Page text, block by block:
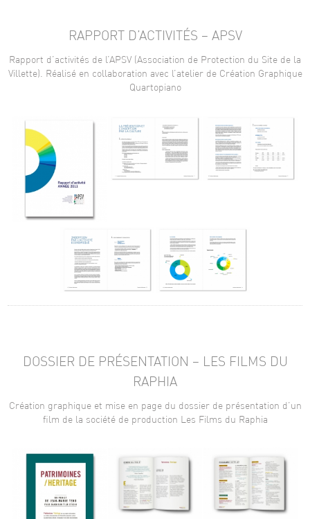
RAPPORT D’ACTIVITÉS – APSV
Rapport d’activités de l’APSV (Association de Protection du Site de la
Villette). Réalisé en collaboration avec l’atelier de Création Graphique
Quartopiano
DOSSIER DE PRÉSENTATION – LES FILMS DU
RAPHIA
Création graphique et mise en page du dossier de présentation d’un
film de la société de production Les Films du Raphia